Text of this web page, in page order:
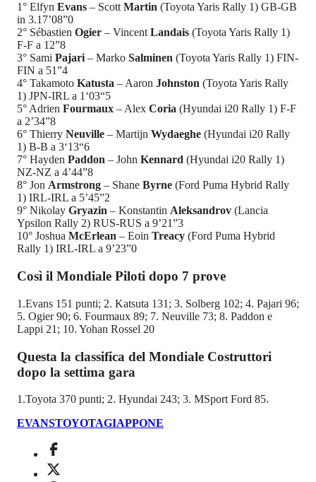
1° Elfyn Evans – ScottMartin (Toyota Yaris Rally 1) GB-GB
in 3.17’08”0
2° Sébastien Ogier – VincentLandais (Toyota Yaris Rally 1)
F-F a 12”8
3° Sami Pajari– Marko Salminen (Toyota Yaris Rally 1) FIN-
FIN a 51”4
4° Takamoto Katusta – Aaron Johnston (Toyota Yaris Rally
1) JPN-IRL a 1‘03“5
5° Adrien Fourmaux – Alex Coria (Hyundai i20 Rally 1) F-F
a 2’34”8
6° Thierry Neuville – Martijn Wydaeghe (Hyundai i20 Rally
1) B-B a 3‘13“6
7° Hayden Paddon – John Kennard (Hyundai i20 Rally 1)
NZ-NZ a 4’44”8
8° Jon Armstrong – Shane Byrne (Ford Puma Hybrid Rally
1) IRL-IRL a 5’45”2
9° Nikolay Gryazin – Konstantin Aleksandrov (Lancia
Ypsilon Rally 2) RUS-RUS a 9’21”3
10° Joshua McErlean – Eoin Treacy (Ford Puma Hybrid
Rally 1) IRL-IRL a 9’23”0
Così il Mondiale Piloti dopo 7 prove
1.Evans 151 punti; 2. Katsuta 131; 3. Solberg 102; 4. Pajari 96;
5. Ogier 90; 6. Fourmaux 89; 7. Neuville 73; 8. Paddon e
Lappi 21; 10. Yohan Rossel 20
Questa la classifica del Mondiale Costruttori
dopo la settima gara
1.Toyota 370 punti; 2. Hyundai 243; 3. MSport Ford 85.
EVANSTOYOTAGIAPPONE